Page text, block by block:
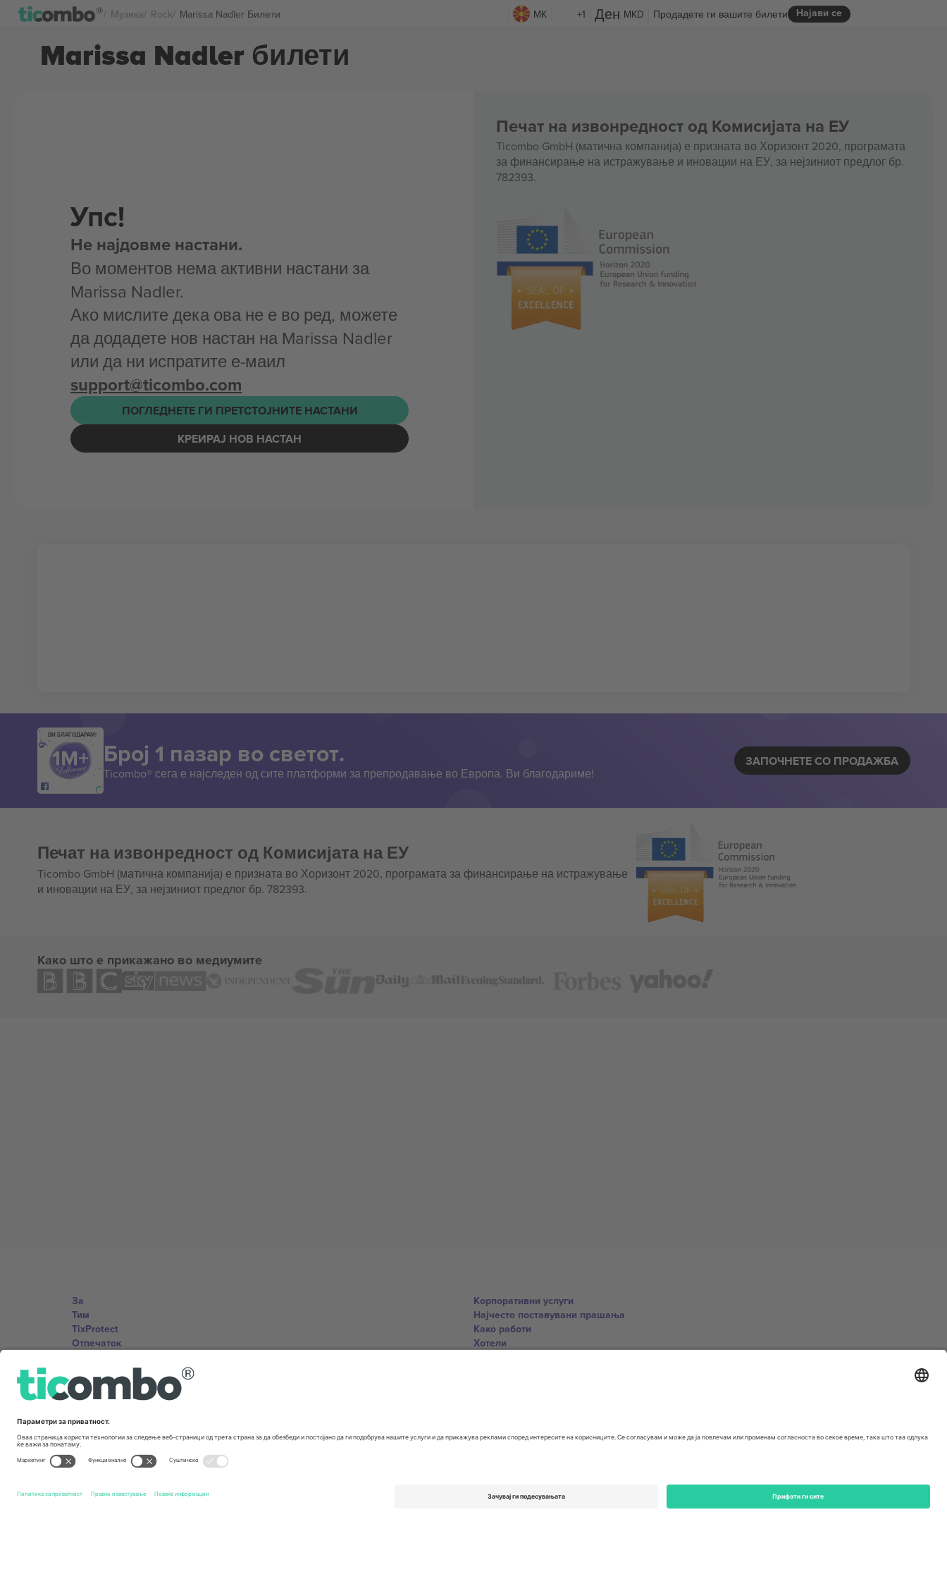
Музика Rock Marissa Nadler Билети MK +1 MKD Најави се
Продадете ги вашите билети
Marissa Nadler билети
Упс!
Не најдовме настани.
Во моментов нема активни настани за
Marissa Nadler.
Ако мислите дека ова не е во ред, можете
да додадете нов настан на Marissa Nadler
или да ни испратите е-маил
support@ticombo.com
ПОГЛЕДНЕТЕ ГИ ПРЕТСТОЈНИТЕ НАСТАНИ
КРЕИРАЈ НОВ НАСТАН
Печат на извонредност од Комисијата на ЕУ
Ticombo GmbH (матична компанија) е призната во Хоризонт 2020, програмата
за финансирање на истражување и иновации на ЕУ, за нејзиниот предлог бр.
782393.
ВИ БЛАГОДАРАМ!
Број 1 пазар во светот.
Ticombo® сега е најследен од сите платформи за препродавање во Европа. Ви благодариме!
ЗАПОЧНЕТЕ СО ПРОДАЖБА
Печат на извонредност од Комисијата на ЕУ
Ticombo GmbH (матична компанија) е призната во Хоризонт 2020, програмата за финансирање на истражување
и иновации на ЕУ, за нејзиниот предлог бр. 782393.
Како што е прикажано во медиумите
За
Тим
TixProtect
Отпечаток
Придружна програма
Корпоративни услуги
Најчесто поставувани прашања
Како работи
Хотели